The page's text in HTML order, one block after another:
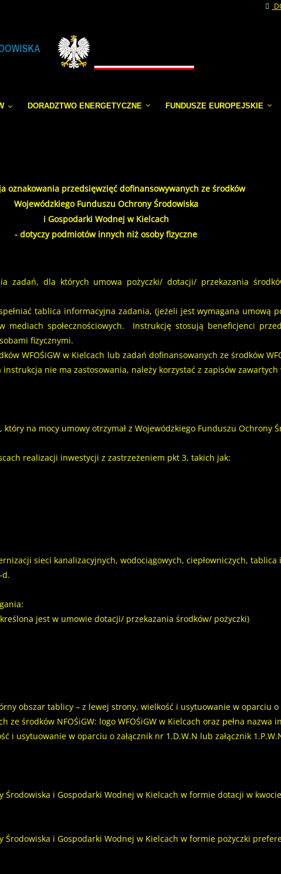
DORADZTWO ENERGETYCZNE FUNDUSZE EUROPEJSKIE
oznakowania przedsięwzięć dofinansowywanych ze środków
Wojewódzkiego Funduszu Ochrony Środowiska
i Gospodarki Wodnej w Kielcach
- dotyczy podmiotów innych niż osoby fizyczne
zadań, dla których umowa pożyczki/ dotacji/ przekazania
tablica informacyjna zadania, (jeżeli jest wymagana umową
społecznościowych. Instrukcję stosują beneficjenci
fizycznymi.
WFOŚiGW w Kielcach lub zadań dofinansowanych ze środków
nie ma zastosowania, należy korzystać z zapisów
na mocy umowy otrzymał z Wojewódzkiego Funduszu Ochrony
realizacji inwestycji z zastrzeżeniem pkt 3, takich jak:
sieci kanalizacyjnych, wodociągowych, ciepłowniczych,
d.
jest w umowie dotacji/ przekazania środków/ pożyczki)
obszar tablicy – z lewej strony, wielkość i usytuowanie w oparciu o
środków NFOŚiGW: logo WFOŚiGW w Kielcach oraz pełna nazwa
i usytuowanie w oparciu o załącznik nr 1.D.W.N lub załącznik
i Gospodarki Wodnej w Kielcach w formie dotacji w
i Gospodarki Wodnej w Kielcach w formie pożyczki